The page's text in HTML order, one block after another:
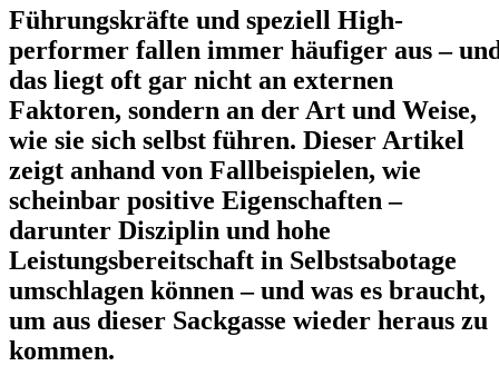
Führungskräfte und speziell High-
performer fallen immer häufiger aus –
das liegt oft gar nicht an externen
Faktoren, sondern an der Art und Weise,
wie sie sich selbst führen. Dieser Artikel
zeigt anhand von Fallbeispielen, wie
scheinbar positive Eigenschaften –
darunter Disziplin und hohe
Leistungsbereitschaft in Selbstsabotage
umschlagen können – und was es braucht,
um aus dieser Sackgasse wieder heraus zu
kommen.